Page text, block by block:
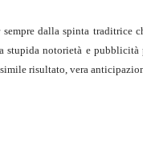
dalla spinta traditrice
stupida notorietà e
risultato, vera